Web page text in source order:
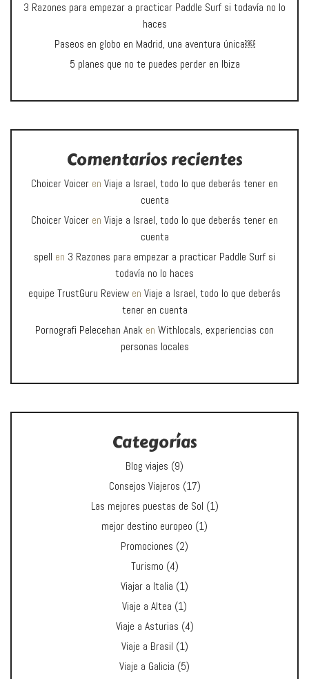
3 Razones para empezar a practicar Paddle Surf si todavía no lo
haces
Paseos en globo en Madrid, una aventura única￼
5 planes que no te puedes perder en Ibiza
Comentarios recientes
Choicer Voicer en Viaje a Israel, todo lo que deberás tener en
cuenta
Choicer Voicer en Viaje a Israel, todo lo que deberás tener en
cuenta
spell en 3 Razones para empezar a practicar Paddle Surf si
todavía no lo haces
equipe TrustGuru Review en Viaje a Israel, todo lo que deberás
tener en cuenta
Pornografi Pelecehan Anak en Withlocals, experiencias con
personas locales
Categorías
Blog viajes (9)
Consejos Viajeros (17)
Las mejores puestas de Sol (1)
mejor destino europeo (1)
Promociones (2)
Turismo (4)
Viajar a Italia (1)
Viaje a Altea (1)
Viaje a Asturias (4)
Viaje a Brasil (1)
Viaje a Galicia (5)